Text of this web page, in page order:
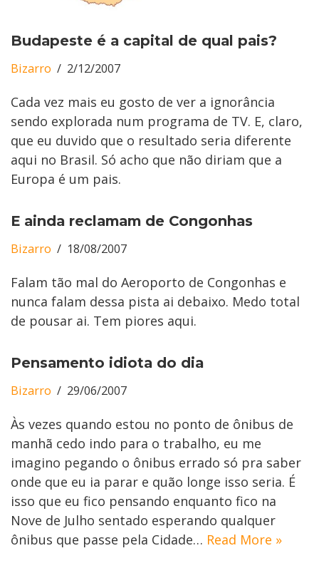
Budapeste é a capital de qual pais?
Bizarro 2/12/2007
Cada vez mais eu gosto de ver a ignorância
sendo explorada num programa de TV. E, claro,
que eu duvido que o resultado seria diferente
aqui no Brasil. Só acho que não diriam que a
Europa é um pais.
E ainda reclamam de Congonhas
Bizarro 18/08/2007
Falam tão mal do Aeroporto de Congonhas e
nunca falam dessa pista ai debaixo. Medo total
de pousar ai. Tem piores aqui.
Pensamento idiota do dia
Bizarro 29/06/2007
Às vezes quando estou no ponto de ônibus de
manhã cedo indo para o trabalho, eu me
imagino pegando o ônibus errado só pra saber
onde que eu ia parar e quão longe isso seria. É
isso que eu fico pensando enquanto fico na
Nove de Julho sentado esperando qualquer
ônibus que passe pela Cidade… Read More »